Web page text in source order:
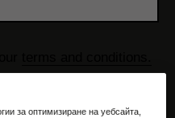
protection statement
за оптимизиране на уебсайта,